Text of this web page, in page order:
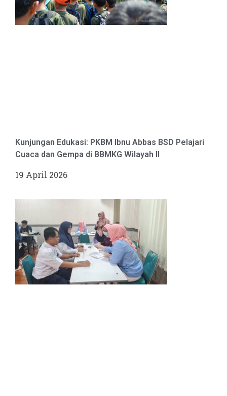
Kunjungan Edukasi: PKBM Ibnu Abbas BSD Pelajari
Cuaca dan Gempa di BBMKG Wilayah II
19 April 2026